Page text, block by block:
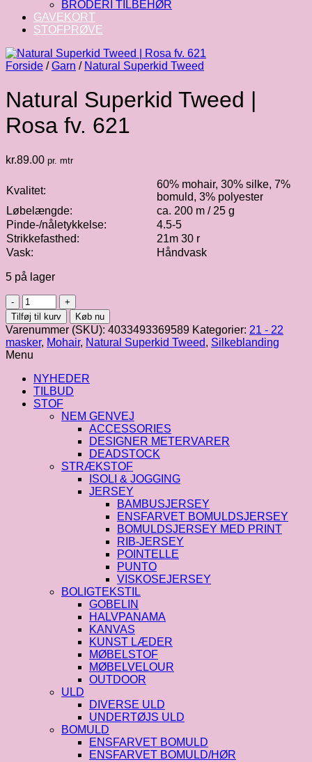
BRODERI TILBEHØR
GAVEKORT
STOFPRØVE
Forside / Garn / Natural Superkid Tweed
Natural Superkid Tweed |
Rosa fv. 621
kr.89.00 pr. mtr
Kvalitet:
60% mohair, 30% silke, 7%
bomuld, 3% polyester
Løbelængde:
ca. 200 m / 25 g
Pinde-/nåletykkelse:
4.5-5
Strikkefasthed:
21m 30 r
Vask:
Håndvask
5 på lager
Natural
Superkid
Tweed
|
Rosa
fv.
621
antal
Tilføj til kurv Køb nu
Varenummer (SKU): 4033493369589 Kategorier: 21 - 22
masker, Mohair, Natural Superkid Tweed, Silkeblanding
Menu
NYHEDER
TILBUD
STOF
NEM GENVEJ
ACCESSORIES
DESIGNER METERVARER
DEADSTOCK
STRÆKSTOF
ISOLI & JOGGING
JERSEY
BAMBUSJERSEY
ENSFARVET BOMULDSJERSEY
BOMULDSJERSEY MED PRINT
RIB-JERSEY
POINTELLE
PUNTO
VISKOSEJERSEY
BOLIGTEKSTIL
GOBELIN
HALVPANAMA
KANVAS
KUNST LÆDER
MØBELSTOF
MØBELVELOUR
OUTDOOR
ULD
DIVERSE ULD
UNDERTØJS ULD
BOMULD
ENSFARVET BOMULD
ENSFARVET BOMULD/HØR